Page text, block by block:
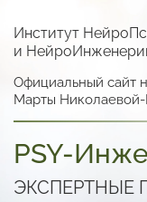
Институт
и
Официальный сайт
Марты
PSY-
ЭКСПЕРТНЫЕ